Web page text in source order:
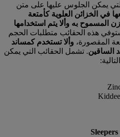
يمكن الجلوس عليها على متن
في الخزائن العلوية كأمتعة
المسموح به وألا يتم استخدامها
هذه الحقائب متطلبات الحجم
المقصورة، وألا تستخدم كمساند
الساقين. تشمل الحقائب التي يمكن